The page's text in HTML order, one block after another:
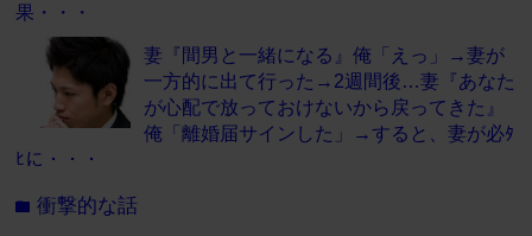
果・・・
妻『間男と一緒になる』俺「えっ」→妻が
一方的に出て行った→2週間後…妻『あなた
が心配で放っておけないから戻ってきた』
俺「離婚届サインした」→すると、妻が必ﾀ
ﾋに・・・
folder衝撃的な話